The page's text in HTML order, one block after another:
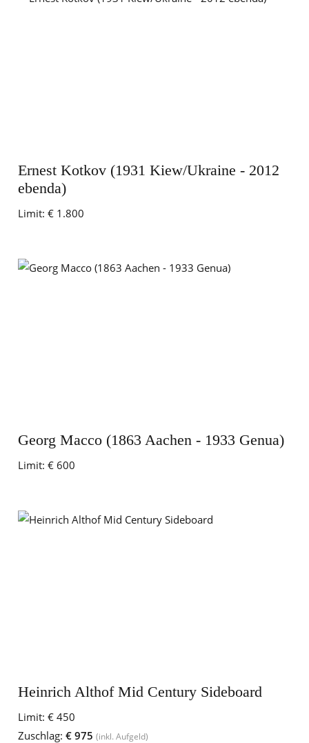
Ernest Kotkov (1931 Kiew/Ukraine - 2012
ebenda)
Limit: € 1.800
Georg Macco (1863 Aachen - 1933 Genua)
Limit: € 600
Heinrich Althof Mid Century Sideboard
Limit: € 450
Zuschlag: € 975 (inkl. Aufgeld)